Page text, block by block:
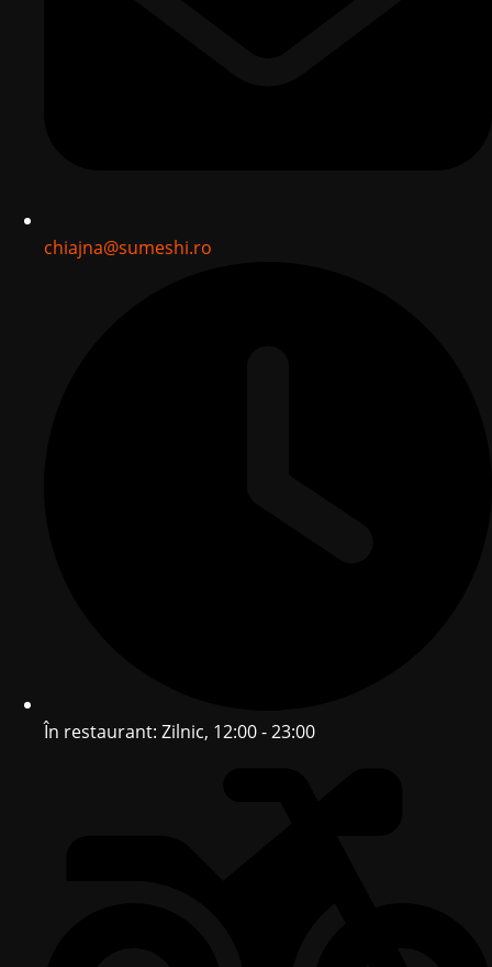
chiajna@sumeshi.ro
În restaurant: Zilnic, 12:00 - 23:00